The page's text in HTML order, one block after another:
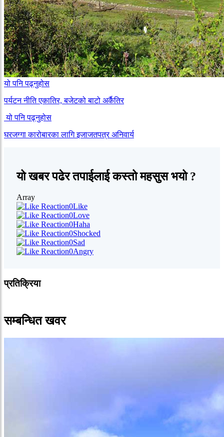
यो पनि पढ्नुहोस
पर्यटन नीति एकातिर, बजेटको बाटो अर्कैतिर
यो पनि पढ्नुहोस
घरजग्गा कारोबारका लागि इजाजतपत्र अनिवार्य
यो खबर पढेर तपाईलाई कस्तो महसुस भयो ?
Array
0Like
0Love
0Haha
0Shocked
0Sad
0Angry
प्रतिक्रिया
सम्बन्धित खवर